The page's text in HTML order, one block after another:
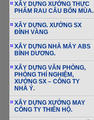
XÂY DỰNG XƯỞNG THỰC
PHẨM RAU CÂU BỐN MÙA.
XÂY DỰNG. XƯỞNG SX
ĐỈNH VÀNG
XÂY DỰNG NHÀ MÁY ABS
BÌNH DƯƠNG.
XÂY DỰNG VĂN PHÒNG,
PHÒNG THÍ NGHIỆM,
XƯỞNG SX – CÔNG TY
NHÀ Ý.
XÂY DỰNG XƯỞNG MAY
CÔNG TY THIÊN HỘ.